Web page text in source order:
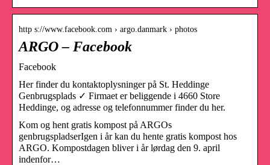
http s://www.facebook.com › argo.danmark › photos
ARGO – Facebook
Facebook
Her finder du kontaktoplysninger på St. Heddinge
Genbrugsplads ✓ Firmaet er beliggende i 4660 Store
Heddinge, og adresse og telefonnummer finder du her.
Kom og hent gratis kompost på ARGOs
genbrugspladserIgen i år kan du hente gratis kompost hos
ARGO. Kompostdagen bliver i år lørdag den 9. april
indenfor…